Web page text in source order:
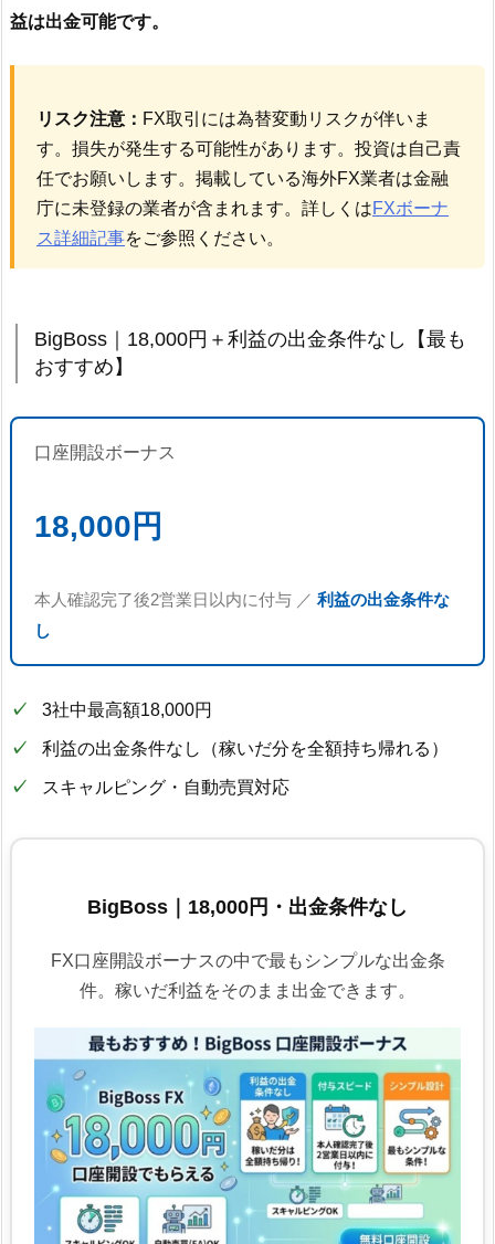
益は出金可能です。
リスク注意： FX取引には為替変動リスクが伴いま
す。損失が発生する可能性があります。投資は自己責
任でお願いします。掲載している海外FX業者は金融
庁に未登録の業者が含まれます。詳しくはFXボーナ
ス詳細記事をご参照ください。
BigBoss｜18,000円＋利益の出金条件なし【最も
おすすめ】
口座開設ボーナス
18,000円
本人確認完了後2営業日以内に付与 ／ 利益の出金条件な
し
3社中最高額18,000円
利益の出金条件なし（稼いだ分を全額持ち帰れる）
スキャルピング・自動売買対応
BigBoss｜18,000円・出金条件なし
FX口座開設ボーナスの中で最もシンプルな出金条
件。稼いだ利益をそのまま出金できます。